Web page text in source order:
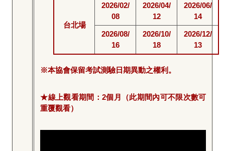
台北場
2026/02/
08
2026/04/
12
2026/06/
14
2026/08/
16
2026/10/
18
2026/12/
13
※本協會保留考試測驗日期異動之權利。
★線上觀看期間：2個月（此期間內可不限次數可
重覆觀看）